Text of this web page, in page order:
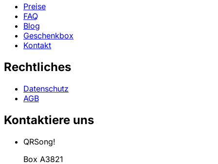
Preise
FAQ
Blog
Geschenkbox
Kontakt
Rechtliches
Datenschutz
AGB
Kontaktiere uns
QRSong!
Box A3821